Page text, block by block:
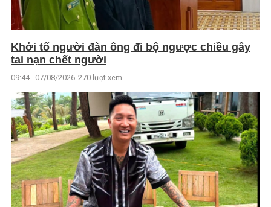
Khởi tố người đàn ông đi bộ ngược chiều gây
tai nạn chết người
09:44 - 07/08/2026 270 lượt xem